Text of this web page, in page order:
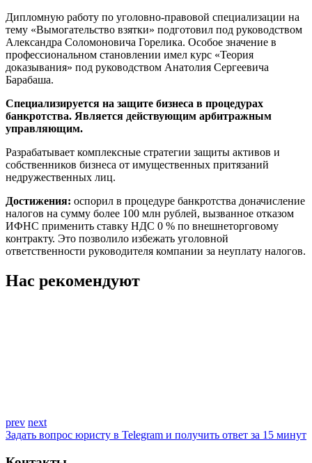
Дипломную работу по уголовно-правовой специализации на
тему «Вымогательство взятки» подготовил под руководством
Александра Соломоновича Горелика. Особое значение в
профессиональном становлении имел курс «Теория
доказывания» под руководством Анатолия Сергеевича
Барабаша.
Специализируется на защите бизнеса в процедурах
банкротства. Является действующим арбитражным
управляющим.
Разрабатывает комплексные стратегии защиты активов и
собственников бизнеса от имущественных притязаний
недружественных лиц.
Достижения: оспорил в процедуре банкротства доначисление
налогов на сумму более 100 млн рублей, вызванное отказом
ИФНС применить ставку НДС 0 % по внешнеторговому
контракту. Это позволило избежать уголовной
ответственности руководителя компании за неуплату налогов.
Нас рекомендуют
prev next
Задать вопрос юристу в Telegram и получить ответ за 15 минут